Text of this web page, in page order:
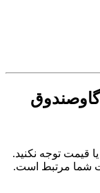
قیمت توجه نکنید.
شما مرتبط است.